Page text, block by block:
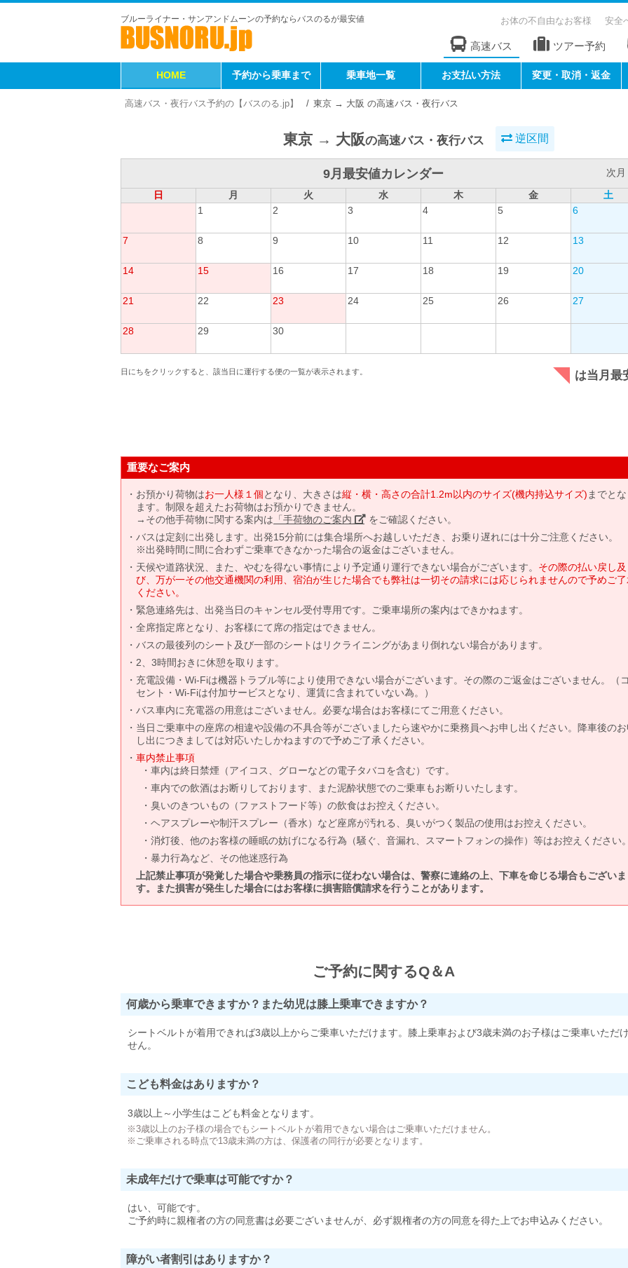
ブルーライナー・サンアンドムーンの予約ならバスのるが最安値 お体の不自由なお客様 安全
高速バス ツアー予約
HOME 予約から乗車まで 乗車地一覧 お支払い方法 変更・取消・返金
高速バス・夜行バス予約の【バスのる.jp】 東京 → 大阪 の高速バス・夜行バス
東京 → 大阪の高速バス・夜行バス 逆区間
9月最安値カレンダー
次月
日
月 火 水 木 金
土
1
2 3 4 5 6
7 8 9 10 11 12 13
14 15 16 17 18 19 20
21 22 23 24 25 26 27
28 29 30
日にちをクリックすると、該当日に運行する便の一覧が表示されます。 は当月最
重要なご案内
お預かり荷物はお一人様１個となり、大きさは縦・横・高さの合計1.2m以内のサイズ(機内持込サイズ) までと
ます。制限を超えたお荷物はお預かりできません。
→その他手荷物に関する案内は 「手荷物のご案内」 をご確認ください。
バスは定刻に出発します。出発15分前には集合場所へお越しいただき、お乗り遅れには十分ご注意ください。
※出発時間に間に合わずご乗車できなかった場合の返金はございません。
天候や道路状況、また、やむを得ない事情により予定通り運行できない場合がございます。 その際の払い戻し及
び、万が一その他交通機関の利用、宿泊が生じた場合でも弊社は一切その請求には応じられませんので予めご
ください。
緊急連絡先は、出発当日のキャンセル受付専用です。ご乗車場所の案内はできかねます。
全席指定席となり、お客様にて席の指定はできません。
バスの最後列のシート及び一部のシートはリクライニングがあまり倒れない場合があります。
2、3時間おきに休憩を取ります。
充電設備・Wi-Fiは機器トラブル等により使用できない場合がございます。その際のご返金はございません。（
セント・Wi-Fiは付加サービスとなり、運賃に含まれていない為。）
バス車内に充電器の用意はございません。必要な場合はお客様にてご用意ください。
当日ご乗車中の座席の相違や設備の不具合等がございましたら速やかに乗務員へお申し出ください。降車後の
し出につきましては対応いたしかねますので予めご了承ください。
車内禁止事項
車内は終日禁煙（アイコス、グローなどの電子タバコを含む）です。
車内での飲酒はお断りしております、また泥酔状態でのご乗車もお断りいたします。
臭いのきついもの（ファストフード等）の飲食はお控えください。
ヘアスプレーや制汗スプレー（香水）など座席が汚れる、臭いがつく製品の使用はお控えください。
消灯後、他のお客様の睡眠の妨げになる行為（騒ぐ、音漏れ、スマートフォンの操作）等はお控えください
暴力行為など、その他迷惑行為
上記禁止事項が発覚した場合や乗務員の指示に従わない場合は、警察に連絡の上、下車を命じる場合もございま
す。また損害が発生した場合にはお客様に損害賠償請求を行うことがあります。
ご予約に関するQ＆A
何歳から乗車できますか？また幼児は膝上乗車できますか？
シートベルトが着用できれば3歳以上からご乗車いただけます。膝上乗車および3歳未満のお子様はご乗車いただ
せん。
こども料金はありますか？
3歳以上～小学生はこども料金となります。
※3歳以上のお子様の場合でもシートベルトが着用できない場合はご乗車いただけません。
※ご乗車される時点で13歳未満の方は、保護者の同行が必要となります。
未成年だけで乗車は可能ですか？
はい、可能です。
ご予約時に親権者の方の同意書は必要ございませんが、必ず親権者の方の同意を得た上でお申込みください。
障がい者割引はありますか？